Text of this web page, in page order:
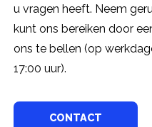
u vragen heeft. Neem
kunt ons bereiken door
ons te bellen (op
17:00 uur).
CONTACT